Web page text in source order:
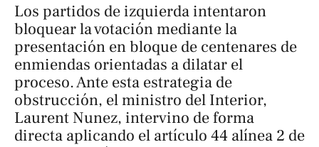
Los partidos de izquierda intentaron
bloquear la votación mediante la
presentación en bloque de centenares de
enmiendas orientadas a dilatar el
proceso. Ante esta estrategia de
obstrucción, el ministro del Interior,
Laurent Nunez, intervino de forma
directa aplicando el artículo 44 alínea 2 de